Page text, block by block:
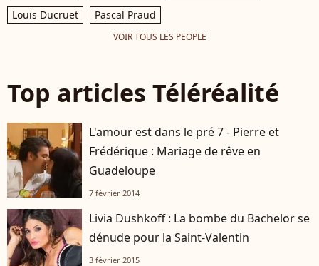
Louis Ducruet
Pascal Praud
VOIR TOUS LES PEOPLE
Top articles Téléréalité
L'amour est dans le pré 7 - Pierre et
Frédérique : Mariage de rêve en
Guadeloupe
7 février 2014
Livia Dushkoff : La bombe du Bachelor se
dénude pour la Saint-Valentin
3 février 2015